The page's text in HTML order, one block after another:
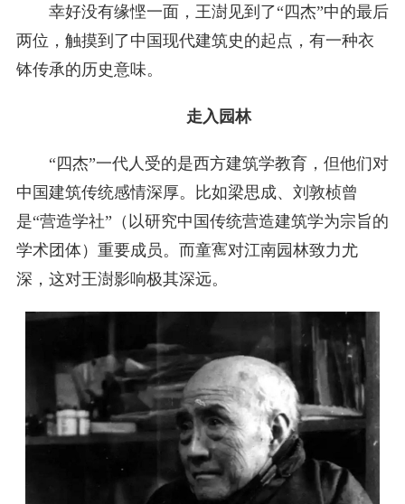
幸好没有缘悭一面，王澍见到了“四杰”中的最后
两位，触摸到了中国现代建筑史的起点，有一种衣
钵传承的历史意味。
走入园林
“四杰”一代人受的是西方建筑学教育，但他们对
中国建筑传统感情深厚。比如梁思成、刘敦桢曾
是“营造学社”（以研究中国传统营造建筑学为宗旨的
学术团体）重要成员。而童寯对江南园林致力尤
深，这对王澍影响极其深远。